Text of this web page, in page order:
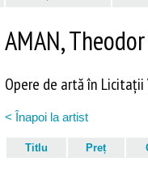
AMAN, Theodor
Opere de artă în
< Înapoi la artist
Titlu Preț